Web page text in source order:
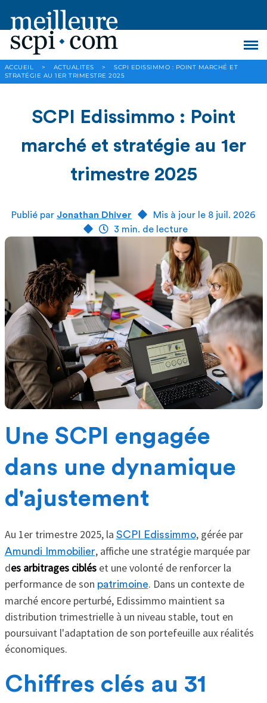
ACCUEIL > ACTUALITES >
SCPI EDISSIMMO : POINT MARCHÉ ET
STRATÉGIE AU 1ER TRIMESTRE 2025
SCPI Edissimmo : Point
marché et stratégie au 1er
trimestre 2025
Publié par Jonathan Dhiver
Mis à jour le 8 juil. 2026
3 min. de lecture
Une SCPI engagée
dans une dynamique
d'ajustement
Au 1er trimestre 2025, la SCPI Edissimmo, gérée par
Amundi Immobilier, affiche une stratégie marquée par
des arbitrages cibléset une volonté de renforcer la
performance de son patrimoine. Dans un contexte de
marché encore perturbé, Edissimmo maintient sa
distribution trimestrielle à un niveau stable, tout en
poursuivant l'adaptation de son portefeuille aux réalités
économiques.
Chiffres clés au 31